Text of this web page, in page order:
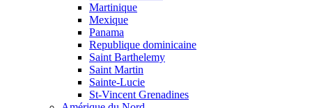
Martinique
Mexique
Panama
Republique dominicaine
Saint Barthelemy
Saint Martin
Sainte-Lucie
St-Vincent Grenadines